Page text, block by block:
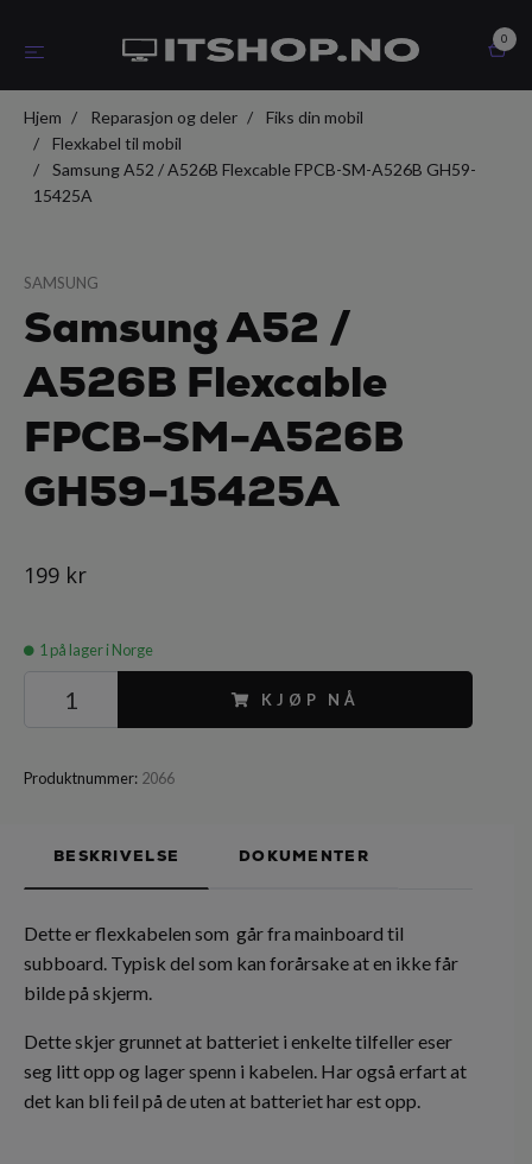
0
Hjem Reparasjon og deler
Fiks din mobil
Flexkabel til mobil
Samsung A52 / A526B Flexcable FPCB-SM-A526B GH59-
15425A
SAMSUNG
Samsung A52 /
A526B Flexcable
FPCB-SM-A526B
GH59-15425A
199 kr
1 på lager i Norge
KJØP NÅ
Produktnummer: 2066
BESKRIVELSE DOKUMENTER
Dette er flexkabelen som går fra mainboard til
subboard. Typisk del som kan forårsake at en ikke får
bilde på skjerm.
Dette skjer grunnet at batteriet i enkelte tilfeller eser
seg litt opp og lager spenn i kabelen. Har også erfart at
det kan bli feil på de uten at batteriet har est opp.